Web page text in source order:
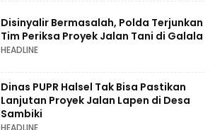
Disinyalir Bermasalah, Polda Terjunkan
Tim Periksa Proyek Jalan Tani di Galala
HEADLINE
Dinas PUPR Halsel Tak Bisa Pastikan
Lanjutan Proyek Jalan Lapen di Desa
Sambiki